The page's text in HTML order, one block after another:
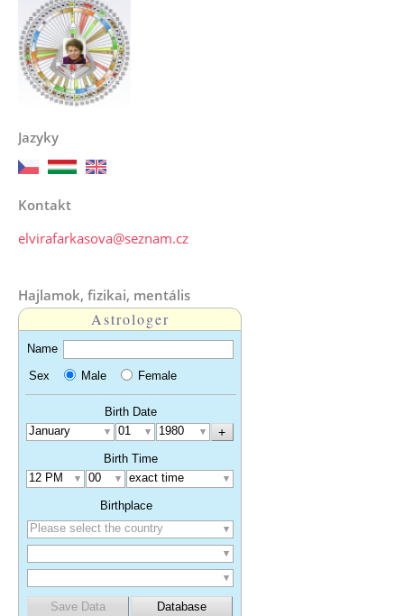
Jazyky
Kontakt
elvirafarkasova@seznam.cz
Hajlamok, fizikai, mentális